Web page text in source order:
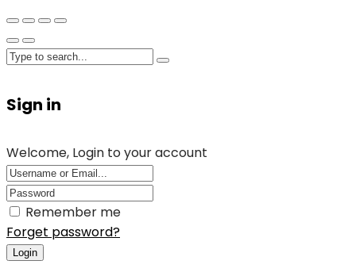
Sign in
Welcome, Login to your account
Remember me
Forget password?
Login